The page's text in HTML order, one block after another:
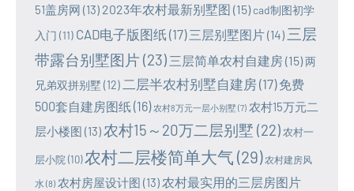
51盖房网 (13) 2023年农村最新别墅图 (15) cad制图初学
入门 (11) CAD电子版图纸(17) 三层别墅图片(14) 三层
带露台别墅图片 (23) 三层简单农村自建房(15)两
兄弟双拼别墅 (12) 二层半农村别墅自建房(17) 免费
500套自建房图纸(16) 农村8万元一层小别墅(7) 农村15万元二
层小楼图 (13)农村15～20万二层别墅 (22)农村一
层小院(10)农村二层楼简单大气 (29) 农村建房风
水 (8) 农村房屋设计图 (13) 农村最实用的三层房图片